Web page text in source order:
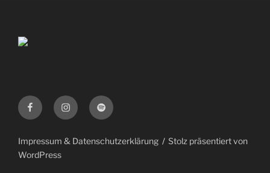
FacebookInstagramSpotify
Impressum & Datenschutzerklärung
Stolz präsentiert von
WordPress